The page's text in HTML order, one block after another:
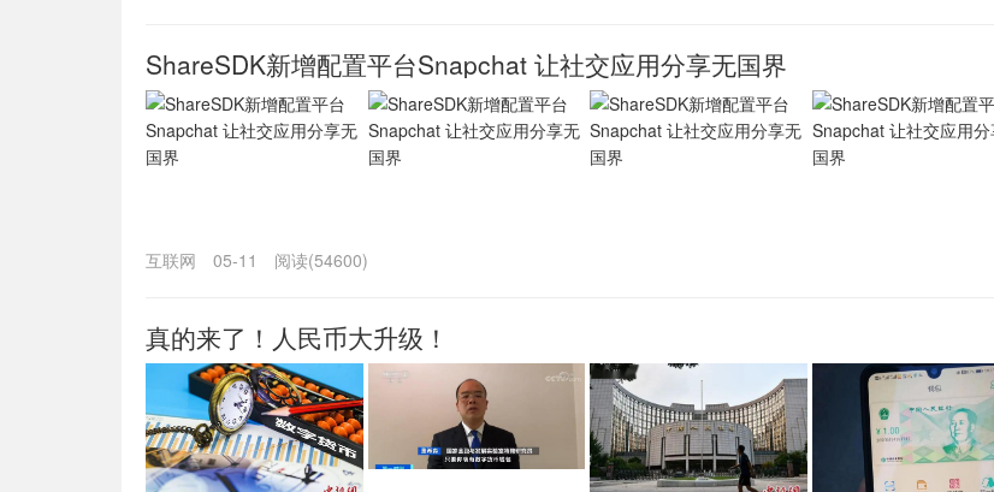
ShareSDK新增配置平台Snapchat 让社交应用分享无国界
互联网 05-11 阅读(54600)
真的来了！人民币大升级！